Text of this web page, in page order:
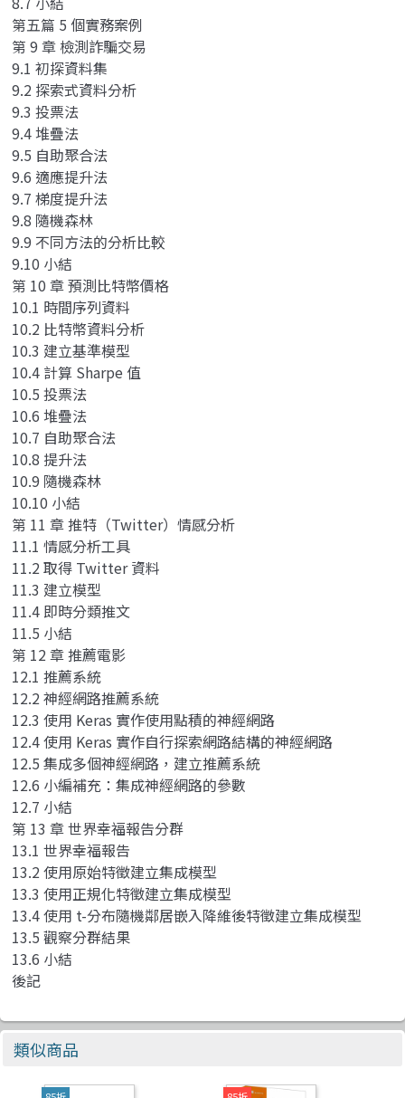
第五篇 5 個實務案例
第 9 章 檢測詐騙交易
9.1 初探資料集
9.2 探索式資料分析
9.3 投票法
9.4 堆疊法
9.5 自助聚合法
9.6 適應提升法
9.7 梯度提升法
9.8 隨機森林
9.9 不同方法的分析比較
9.10 小結
第 10 章 預測比特幣價格
10.1 時間序列資料
10.2 比特幣資料分析
10.3 建立基準模型
10.4 計算 Sharpe 值
10.5 投票法
10.6 堆疊法
10.7 自助聚合法
10.8 提升法
10.9 隨機森林
10.10 小結
第 11 章 推特（Twitter）情感分析
11.1 情感分析工具
11.2 取得 Twitter 資料
11.3 建立模型
11.4 即時分類推文
11.5 小結
第 12 章 推薦電影
12.1 推薦系統
12.2 神經網路推薦系統
12.3 使用 Keras 實作使用點積的神經網路
12.4 使用 Keras 實作自行探索網路結構的神經網路
12.5 集成多個神經網路，建立推薦系統
12.6 小編補充：集成神經網路的參數
12.7 小結
第 13 章 世界幸福報告分群
13.1 世界幸福報告
13.2 使用原始特徵建立集成模型
13.3 使用正規化特徵建立集成模型
13.4 使用 t-分布隨機鄰居嵌入降維後特徵建立集成模型
13.5 觀察分群結果
13.6 小結
後記
類似商品